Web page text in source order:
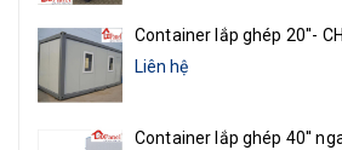
Container lắp ghép 20''-
Liên hệ
Container lắp ghép 40''